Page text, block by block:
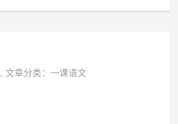
,文章分类：一课语文